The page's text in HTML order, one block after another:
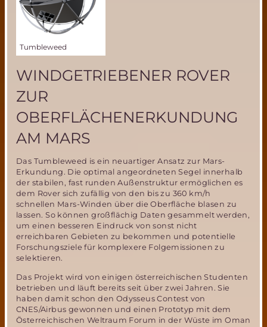
Tumbleweed
WINDGETRIEBENER ROVER
ZUR
OBERFLÄCHENERKUNDUNG
AM MARS
Das Tumbleweed is ein neuartiger Ansatz zur Mars-
Erkundung. Die optimal angeordneten Segel innerhalb
der stabilen, fast runden Außenstruktur ermöglichen es
dem Rover sich zufällig von den bis zu 360 km/h
schnellen Mars-Winden über die Oberfläche blasen zu
lassen. So können großflächig Daten gesammelt werden,
um einen besseren Eindruck von sonst nicht
erreichbaren Gebieten zu bekommen und potentielle
Forschungsziele für komplexere Folgemissionen zu
selektieren.
Das Projekt wird von einigen österreichischen Studenten
betrieben und läuft bereits seit über zwei Jahren. Sie
haben damit schon den Odysseus Contest von
CNES/Airbus gewonnen und einen Prototyp mit dem
Österreichischen Weltraum Forum in der Wüste im Oman